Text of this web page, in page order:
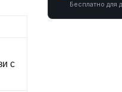
с
Бесплатно для